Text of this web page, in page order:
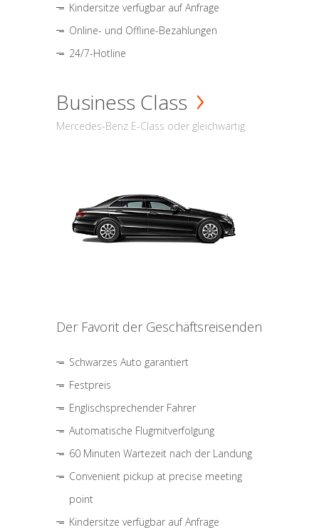
Kindersitze verfügbar auf Anfrage
Online- und Offline-Bezahlungen
24/7-Hotline
Business Class
Mercedes-Benz E-Class oder gleichwärtig
Der Favorit der Geschäftsreisenden
Schwarzes Auto garantiert
Festpreis
Englischsprechender Fahrer
Automatische Flugmitverfolgung
60 Minuten Wartezeit nach der Landung
Convenient pickup at precise meeting
point
Kindersitze verfügbar auf Anfrage